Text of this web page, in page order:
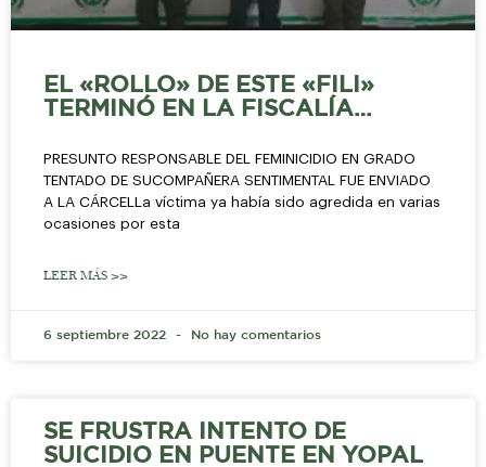
EL «ROLLO» DE ESTE «FILI»
TERMINÓ EN LA FISCALÍA…
PRESUNTO RESPONSABLE DEL FEMINICIDIO EN GRADO
TENTADO DE SUCOMPAÑERA SENTIMENTAL FUE ENVIADO
A LA CÁRCELLa víctima ya había sido agredida en varias
ocasiones por esta
LEER MÁS >>
6 septiembre 2022 No hay comentarios
SE FRUSTRA INTENTO DE
SUICIDIO EN PUENTE EN YOPAL